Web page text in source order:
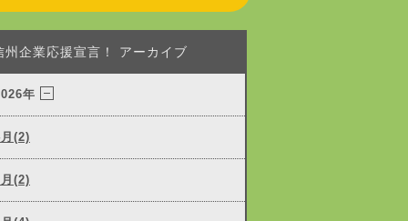
州企業応援宣言！ アーカイブ
年
(2)
(2)